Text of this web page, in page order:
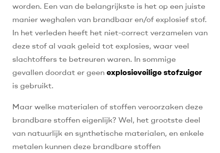
worden. Een van de belangrijkste is het op een juiste
manier weghalen van brandbaar en/of explosief stof.
In het verleden heeft het niet-correct verzamelen van
deze stof al vaak geleid tot explosies, waar veel
slachtoffers te betreuren waren. In sommige
gevallen doordat er geen explosieveilige stofzuiger
is gebruikt.
Maar welke materialen of stoffen veroorzaken deze
brandbare stoffen eigenlijk? Wel, het grootste deel
van natuurlijk en synthetische materialen, en enkele
metalen kunnen deze brandbare stoffen